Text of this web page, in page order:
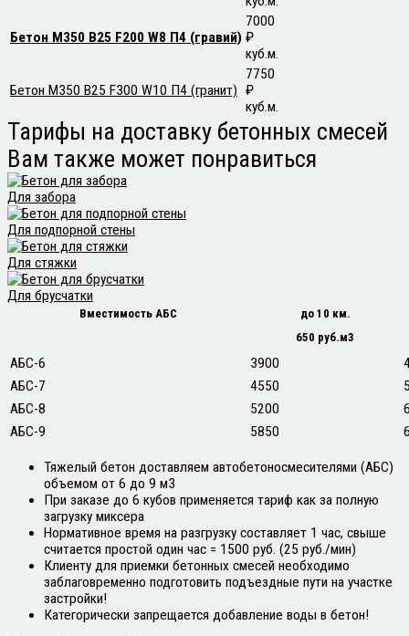
Бетон М350 В25 F200 W8 П4 (гравий)
7000
₽
куб.м.
Бетон М350 В25 F300 W10 П4 (гранит)
7750
₽
куб.м.
Тарифы на доставку бетонных смесей
Вам также может понравиться
Для забора
Для подпорной стены
Для стяжки
Для брусчатки
Вместимость АБС
до 10 км.
650 руб.м3
АБС-6 3900
АБС-7
4550
АБС-8
5200
АБС-9
5850
Тяжелый бетон доставляем автобетоносмесителями (АБС)
объемом от 6 до 9 м3
При заказе до 6 кубов применяется тариф как за полную
загрузку миксера
Нормативное время на разгрузку составляет 1 час, свыше
считается простой один час = 1500 руб. (25 руб./мин)
Клиенту для приемки бетонных смесей необходимо
заблаговременно подготовить подъездные пути на участке
застройки!
Категорически запрещается добавление воды в бетон!